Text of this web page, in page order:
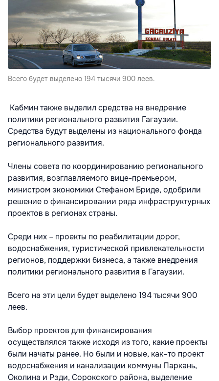
Всего будет выделено 194 тысячи 900 леев.
Кабмин также выделил средства на внедрение
политики регионального развития Гагаузии.
Средства будут выделены из национального фонда
регионального развития.
Члены совета по координированию регионального
развития, возглавляемого вице-премьером,
министром экономики Стефаном Бриде, одобрили
решение о финансировании ряда инфраструктурных
проектов в регионах страны.
Среди них – проекты по реабилитации дорог,
водоснабжения, туристической привлекательности
регионов, поддержки бизнеса, а также внедрения
политики регионального развития в Гагаузии.
Всего на эти цели будет выделено 194 тысячи 900
леев.
Выбор проектов для финансирования
осуществлялся также исходя из того, какие проекты
были начаты ранее. Но были и новые, как–то проект
водоснабжения и канализации коммуны Паркань,
Околина и Рэди, Сорокского района, выделение